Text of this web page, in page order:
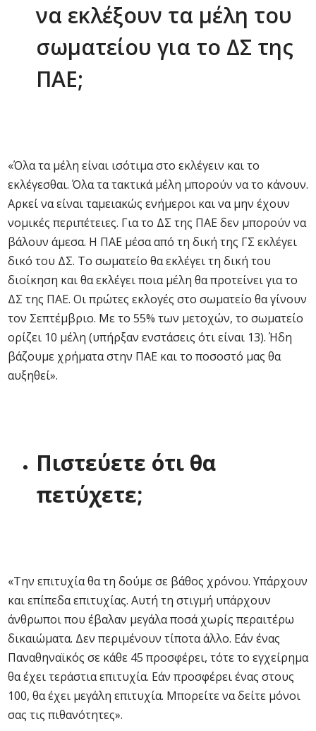
να εκλέξουν τα μέλη του
σωματείου για το ΔΣ της
ΠΑΕ;
«Όλα τα μέλη είναι ισότιμα στο εκλέγειν και το
εκλέγεσθαι. Όλα τα τακτικά μέλη μπορούν να το κάνουν.
Αρκεί να είναι ταμειακώς ενήμεροι και να μην έχουν
νομικές περιπέτειες. Για το ΔΣ της ΠΑΕ δεν μπορούν να
βάλουν άμεσα. Η ΠΑΕ μέσα από τη δική της ΓΣ εκλέγει
δικό του ΔΣ. Το σωματείο θα εκλέγει τη δική του
διοίκηση και θα εκλέγει ποια μέλη θα προτείνει για το
ΔΣ της ΠΑΕ. Οι πρώτες εκλογές στο σωματείο θα γίνουν
τον Σεπτέμβριο. Με το 55% των μετοχών, το σωματείο
ορίζει 10 μέλη (υπήρξαν ενστάσεις ότι είναι 13). Ήδη
βάζουμε χρήματα στην ΠΑΕ και το ποσοστό μας θα
αυξηθεί».
Πιστεύετε ότι θα
πετύχετε;
«Την επιτυχία θα τη δούμε σε βάθος χρόνου. Υπάρχουν
και επίπεδα επιτυχίας. Αυτή τη στιγμή υπάρχουν
άνθρωποι που έβαλαν μεγάλα ποσά χωρίς περαιτέρω
δικαιώματα. Δεν περιμένουν τίποτα άλλο. Εάν ένας
Παναθηναϊκός σε κάθε 45 προσφέρει, τότε το εγχείρημα
θα έχει τεράστια επιτυχία. Εάν προσφέρει ένας στους
100, θα έχει μεγάλη επιτυχία. Μπορείτε να δείτε μόνοι
σας τις πιθανότητες».